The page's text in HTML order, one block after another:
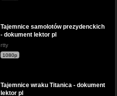
Tajemnice samolotów prezydenckich
- dokument lektor pl
rtty
1080p
Tajemnice wraku Titanica - dokument
lektor pl